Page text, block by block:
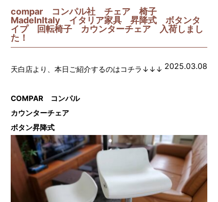
compar コンパル社 チェア 椅子
MadeInItaly イタリア家具 昇降式 ボタンタ
イプ 回転椅子 カウンターチェア 入荷しまし
た！
2025.03.08
天白店より、本日ご紹介するのはコチラ↓↓↓
COMPAR コンパル
カウンターチェア
ボタン昇降式